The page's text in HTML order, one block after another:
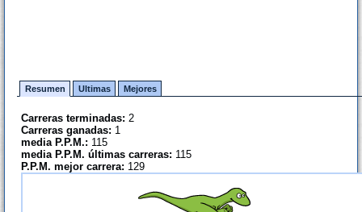
Resumen Ultimas Mejores
Carreras terminadas: 2
Carreras ganadas: 1
media P.P.M.: 115
media P.P.M. últimas carreras: 115
P.P.M. mejor carrera: 129